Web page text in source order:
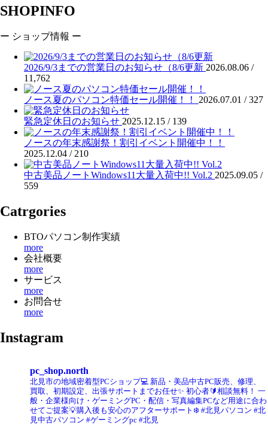
SHOPINFO
ー ショップ情報 ー
2026/9/3までの営業日のお知らせ（8/6更新 2026.08.06 /
11,762
ノース夏のパソコン特価セール開催！！ 2026.07.01 /327
緊急定休日のお知らせ 2025.12.15 / 139
ノースの年末感謝祭！割引イベント開催中！！
2025.12.04 / 210
中古美品ノートWindows11大量入荷中!! Vol.2 2025.09.05 /
559
Catrgories
BTOパソコン制作実績
more
会社概要
more
サービス
more
お問合せ
more
Instagram
pc_shop.north
北見市の地域密着型PCショップ💻 新品・美品中古PC販売、修理、
買取、初期設定、出張サポートまでお任せ✨ 初心者🔰相談無料！ 一
般・企業様向け・ゲーミングPC・配信・写真編集PCなど用途に合わ
せてご提案💡購入後も安心のアフターサポート❄️ #北見パソコン #北
見中古パソコン #ゲーミングpc #北見